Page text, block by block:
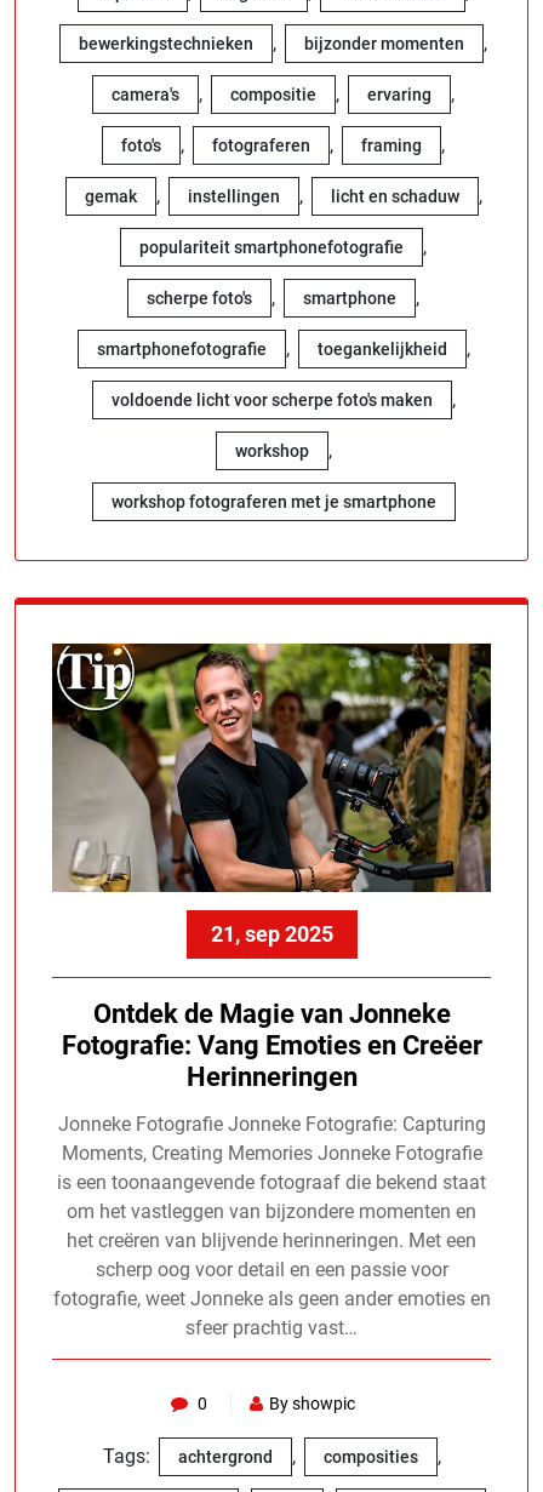
bewerkingstechnieken , bijzonder momenten ,
camera's , compositie , ervaring ,
foto's , fotograferen , framing ,
gemak , instellingen , licht en schaduw ,
populariteit smartphonefotografie ,
scherpe foto's , smartphone ,
smartphonefotografie , toegankelijkheid ,
voldoende licht voor scherpe foto's maken ,
workshop ,
workshop fotograferen met je smartphone
21, sep 2025
Ontdek de Magie van Jonneke
Fotografie: Vang Emoties en Creëer
Herinneringen
Jonneke Fotografie Jonneke Fotografie: Capturing
Moments, Creating Memories Jonneke Fotografie
is een toonaangevende fotograaf die bekend staat
om het vastleggen van bijzondere momenten en
het creëren van blijvende herinneringen. Met een
scherp oog voor detail en een passie voor
fotografie, weet Jonneke als geen ander emoties en
sfeer prachtig vast…
0 By showpic
Tags: achtergrond , composities ,